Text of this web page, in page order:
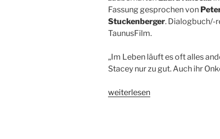
Fassung gesprochen von
Stuckenberger. Dialogbuch/-
TaunusFilm.
„Im Leben läuft es oft alles
Stacey nur zu gut. Auch ihr
„Familienbande
weiterlesen